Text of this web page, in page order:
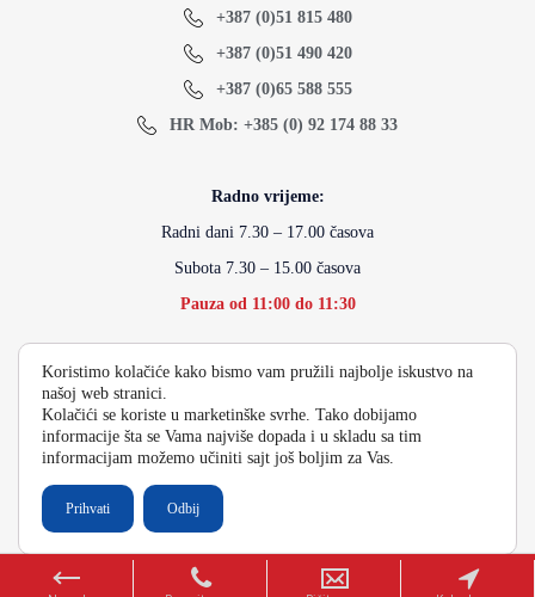
+387 (0)51 815 480
+387 (0)51 490 420
+387 (0)65 588 555
HR Mob: +385 (0) 92 174 88 33
Radno vrijeme:
Radni dani 7.30 – 17.00 časova
Subota 7.30 – 15.00 časova
Pauza od 11:00 do 11:30
info@energydoo.com
2026 Copyright Energy Auto Gume
Koristimo kolačiće kako bismo vam pružili najbolje iskustvo na
našoj web stranici.
Kolačići se koriste u marketinške svrhe. Tako dobijamo
informacije šta se Vama najviše dopada i u skladu sa tim
informacijam možemo učiniti sajt još boljim za Vas.
Prihvati Odbij